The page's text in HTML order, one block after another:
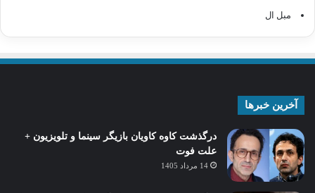
مبل ال
آخرین خبرها
درگذشت کاوه کاویان بازیگر سینما و تلویزیون +
علت فوت
14 مرداد 1405